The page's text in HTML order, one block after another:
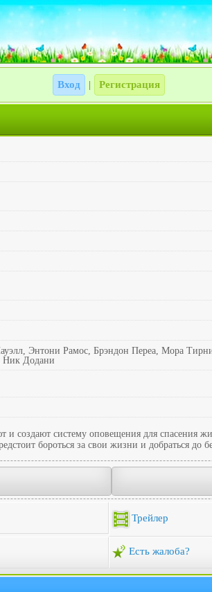
Вход Регистрация
Энтони Рамос, Брэндон Переа, Мора
Додани
и создают систему оповещения для
бороться за свои жизни и добраться до
Трейлер
Есть жалоба?